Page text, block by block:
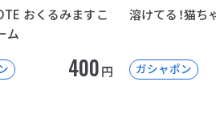
おくるみますこ
ム
400円
溶けてる！猫ち
ガシャポン